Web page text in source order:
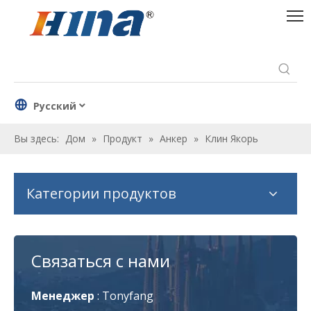
Pусский
Вы здесь: Дом » Продукт » Анкер » Клин Якорь
Категории продуктов
Связаться с нами
Менеджер : Tonyfang